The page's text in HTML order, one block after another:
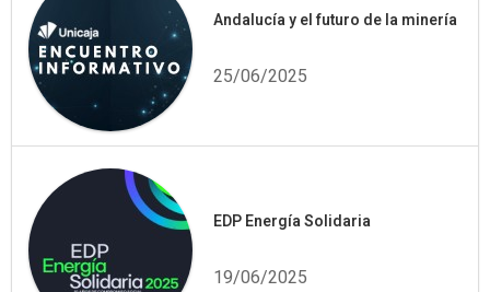
Andalucía y el futuro de la minería
25/06/2025
EDP Energía Solidaria
19/06/2025